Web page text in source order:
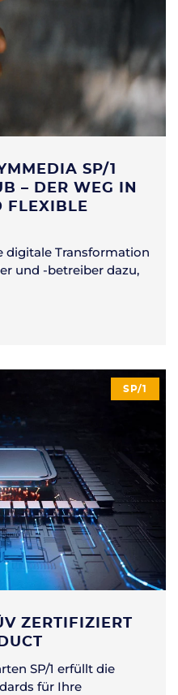
SP/1
– DER WEG IN
FLEXIBLE
digitale Transformation
und -betreiber dazu,
SP/1
ZERTIFIZIERT
SP/1 erfüllt die
für Ihre